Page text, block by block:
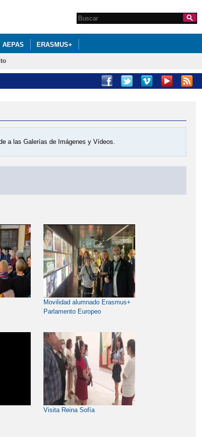
Formulario de
búsqueda
Search this site
AEPAS ERASMUS+
a las Galerías de Imágenes y Vídeos.
Movilidad alumnado Erasmus+
Parlamento Europeo
Visita Reina Sofía